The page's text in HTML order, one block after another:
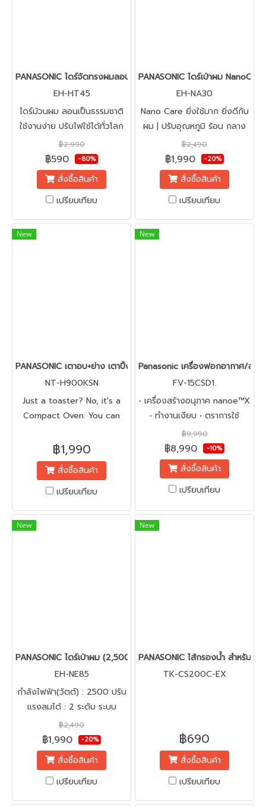
PANASONIC ไดร์จัดทรงผมลอน ถนอมเส้นผม Model EH-HT45
EH-HT45
ไดร์ม้วนผม ลอนเป็นธรรมชาติ
ใช้งานง่าย ปรับไฟใช้ได้ทั่วโลก
#Compact Styling Brush
Iron #เครื่องม้วนผมไฟฟ้า
฿2,990
฿590 -80%
สั่งซื้อสินค้า
เปรียบเทียบ
PANASONIC ไดร์เป่าผม
EH-NA30
Nano Care ยิ่งใช้มาก ยิ่งดีกับ
ผม | ปรับอุณหภูมิ ร้อน กลาง
เย็น 3 ระดับ | แรงลม 2 ระดับ
฿2,490
฿1,990 -20%
สั่งซื้อสินค้า
เปรียบเทียบ
New
PANASONIC เตาอบ+ย่าง เตาปิ้งขนมปัง NT-H900KSN
NT-H900KSN
Just a toaster? No, it's a
Compact Oven. You can
delicious meals more than
ever.
฿1,990
สั่งซื้อสินค้า
เปรียบเทียบ
New
Panasonic เครื่องฟอกอากาศ/สร้
FV-15CSD1.
• เครื่องสร้างอนุภาค nanoe™X
• ทำงานเงียบ • ตราการใช้
พลังงานต่ำ • การติดตั้งที่
ง่ายดาย • การออกแบบร่วมสมัย
• ขนาดกะทัดรัด • ยับยั้งไวรัส
และแบคทีเรีย • การกำจัดกลิ่น •
ช่วยให้ผิวและเส้นผมชุ่มชื้น
฿9,990
฿8,990 -10%
สั่งซื้อสินค้า
เปรียบเทียบ
New
PANASONIC ไดร์เป่าผม (2,500 วัตต์) รุ่น EH-NE85
EH-NE85
กำลังไฟฟ้า(วัตต์) : 2500 ปรับ
แรงลมได้ : 2 ระดับ ระบบ
HEAT PROTECTION
SENSOR ป้องกันผมเสียจาก
ความร้อน ด้วยระบบเซ็นเซอร์
พิเศษให้ระดับอุณหภูมิที่พอเหมาะ
ในแต่ละสภาวะแวดล้อม
฿2,490
฿1,990 -20%
สั่งซื้อสินค้า
เปรียบเทียบ
New
PANASONIC ไส้กรองน้ำ สำหรับเ
TK-CS200C-EX
฿690
สั่งซื้อสินค้า
เปรียบเทียบ